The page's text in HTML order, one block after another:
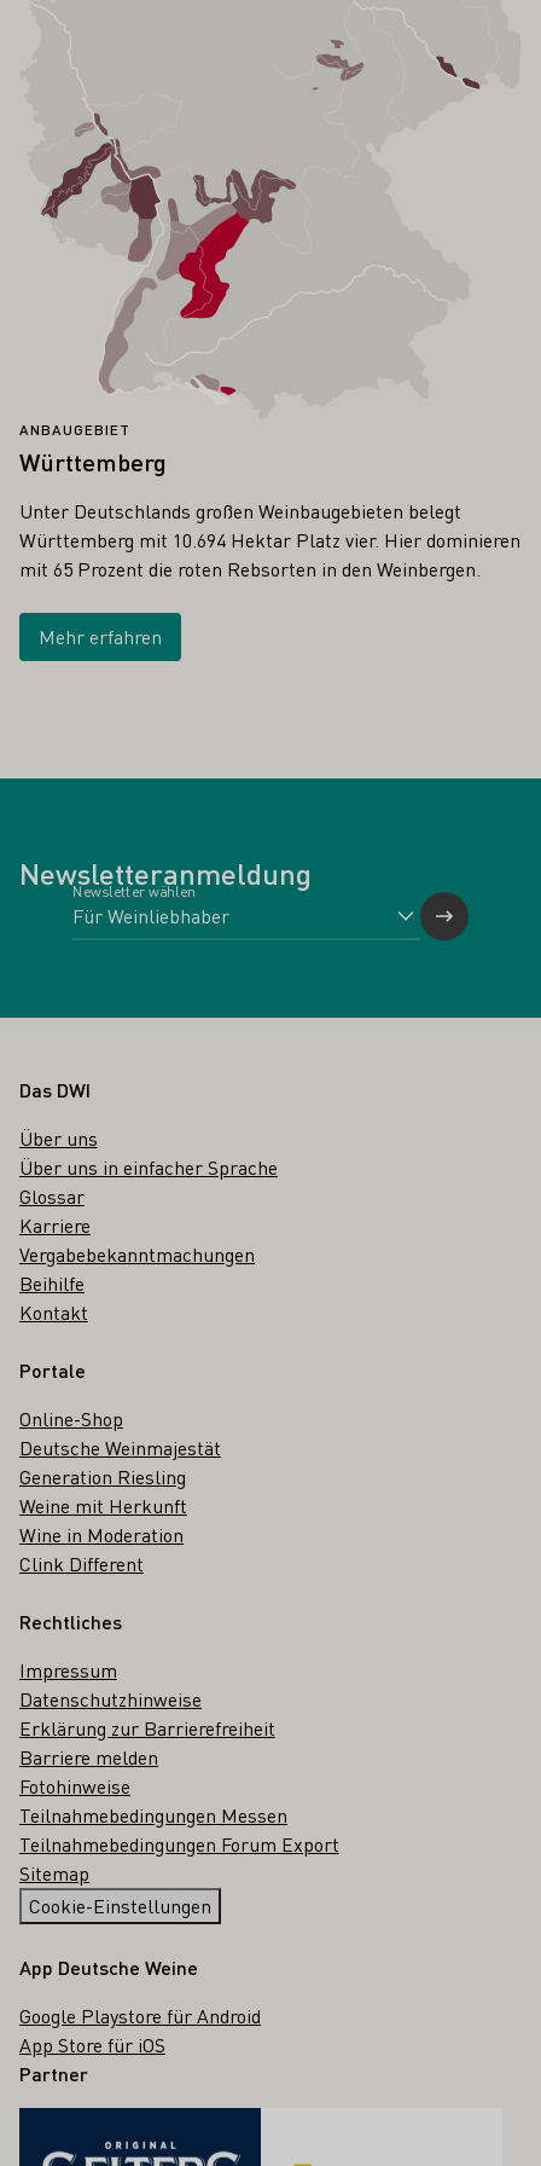
ANBAUGEBIET
Württemberg
Unter Deutschlands großen Weinbaugebieten belegt
Württemberg mit 10.694 Hektar Platz vier. Hier dominieren
mit 65 Prozent die roten Rebsorten in den Weinbergen.
Mehr erfahren
Newsletteranmeldung
Newsletter wählen
Fußbereich
Das DWI
Über uns
Über uns in einfacher Sprache
Glossar
Karriere
Vergabebekanntmachungen
Beihilfe
Kontakt
Portale
Online-Shop
Deutsche Weinmajestät
Generation Riesling
Weine mit Herkunft
Wine in Moderation
Clink Different
Rechtliches
Impressum
Datenschutzhinweise
Erklärung zur Barrierefreiheit
Barriere melden
Fotohinweise
Teilnahmebedingungen Messen
Teilnahmebedingungen Forum Export
Sitemap
Cookie-Einstellungen
App Deutsche Weine
Google Playstore für Android
App Store für iOS
Partner